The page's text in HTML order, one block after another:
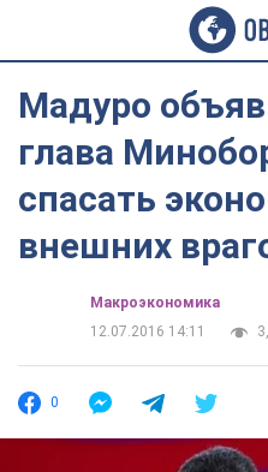
Мадуро
глава
спасать
внешних
Mакроэкономика
12.07.2016 14:11
0